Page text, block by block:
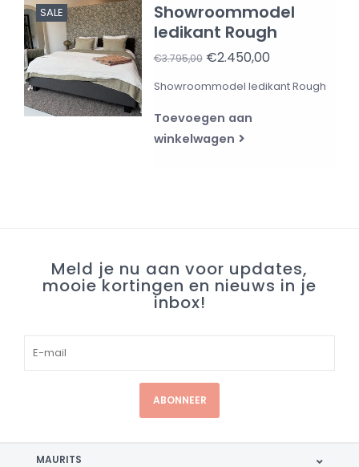
SALE
Showroommodel
ledikant Rough
€3.795,00€2.450,00
Showroommodel ledikant Rough
Toevoegen aan
winkelwagen
Meld je nu aan voor updates,
mooie kortingen en nieuws in je
inbox!
ABONNEER
MAURITS